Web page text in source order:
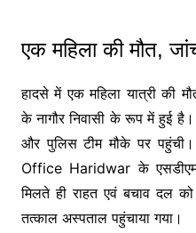
एक महिला की मौत,
हादसे में एक महिला यात्री की
के नागौर निवासी के रूप में हुई
और पुलिस टीम मौके पर पहुंची।
Office Haridwar के
मिलते ही राहत एवं बचाव दल
तत्काल अस्पताल पहुंचाया गया।